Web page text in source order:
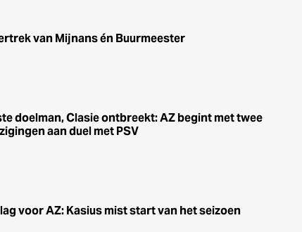
van Mijnans én Buurmeester
doelman, Clasie ontbreekt: AZ begint met twee
aan duel met PSV
voor AZ: Kasius mist start van het seizoen